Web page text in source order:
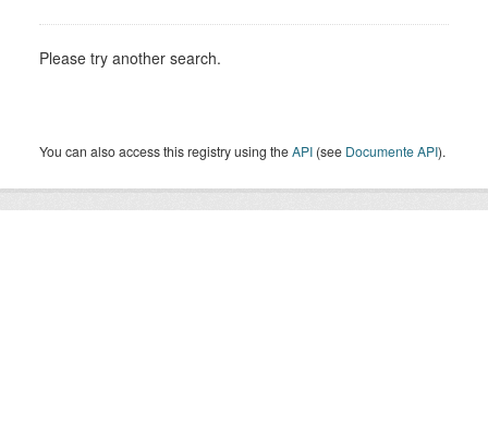
Please try another search.
You can also access this registry using theAPI (see Documente API).